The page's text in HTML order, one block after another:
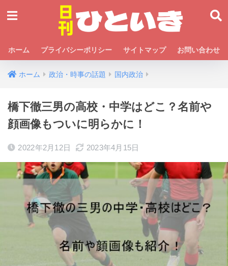
ホーム プライバシーポリシー サイトマップ お問い合わせ
ホーム 政治・時事の話題 国内政治
橋下徹三男の高校・中学はどこ？名前や
顔画像もついに明らかに！
2022年2月12日 2023年4月15日